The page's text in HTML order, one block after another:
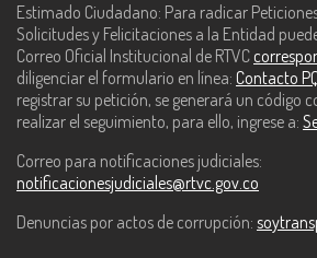
Estimado Ciudadano: Para radicar
Solicitudes y Felicitaciones a la Entidad
Correo Oficial Institucional de RTVC
diligenciar el formulario en línea: Contacto
registrar su petición, se generará un código
realizar el seguimiento, para ello, ingrese a:
Correo para notificaciones judiciales:
notificacionesjudiciales@rtvc.gov.co
Denuncias por actos de corrupción: